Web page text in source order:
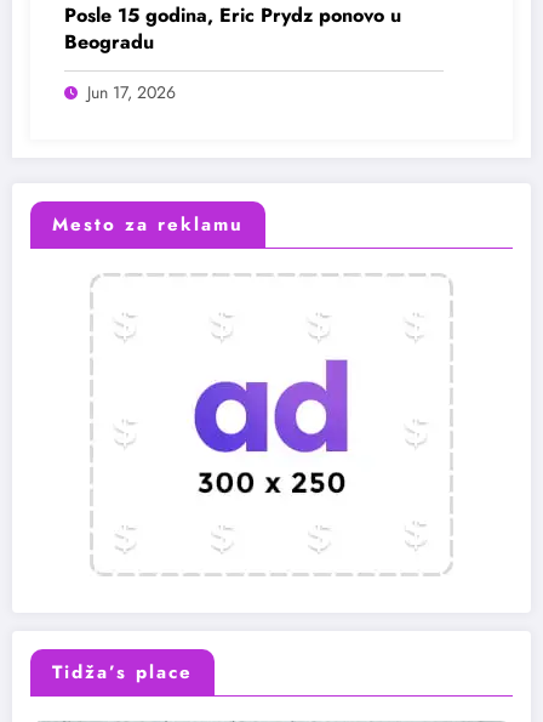
Posle 15 godina, Eric Prydz ponovo u
Beogradu
Jun 17, 2026
Mesto za reklamu
Tidža’s place